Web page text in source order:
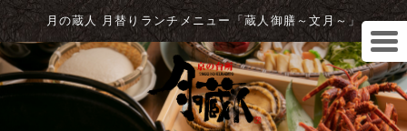
月の蔵人 月替りランチメニュー「蔵人御膳～文月～」